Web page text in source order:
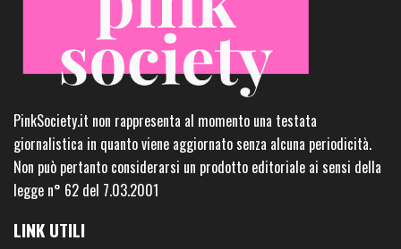
PinkSociety.it non rappresenta al momento una testata
giornalistica in quanto viene aggiornato senza alcuna periodicità.
Non può pertanto considerarsi un prodotto editoriale ai sensi della
legge n° 62 del 7.03.2001
LINK UTILI